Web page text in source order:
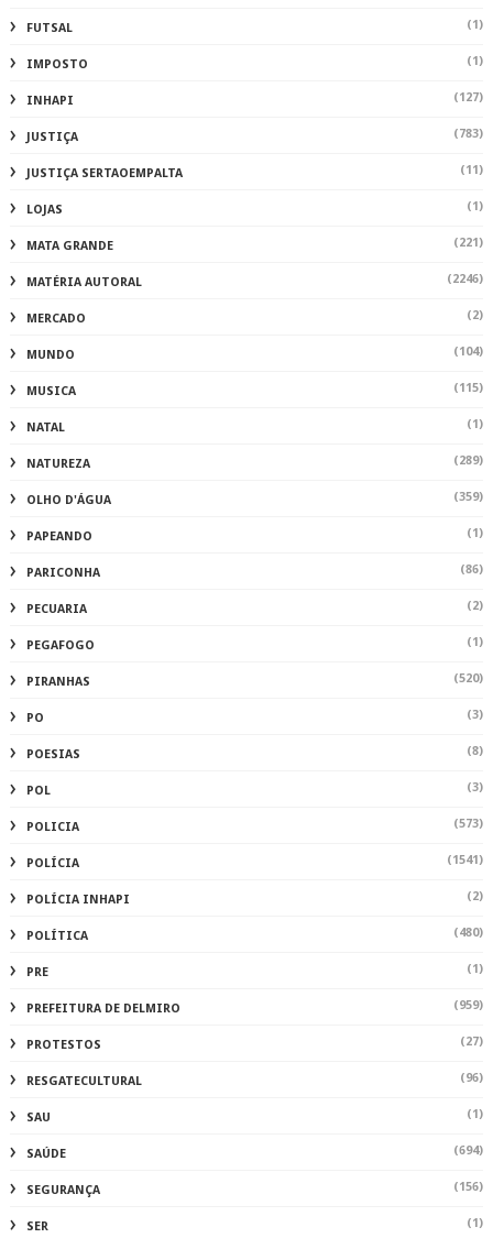
FUTSAL (1)
IMPOSTO (1)
INHAPI (127)
JUSTIÇA (783)
JUSTIÇA SERTAOEMPALTA (11)
LOJAS (1)
MATA GRANDE (221)
MATÉRIA AUTORAL (2246)
MERCADO (2)
MUNDO (104)
MUSICA (115)
NATAL (1)
NATUREZA (289)
OLHO D'ÁGUA (359)
PAPEANDO (1)
PARICONHA (86)
PECUARIA (2)
PEGAFOGO (1)
PIRANHAS (520)
PO (3)
POESIAS (8)
POL (3)
POLICIA (573)
POLÍCIA (1541)
POLÍCIA INHAPI (2)
POLÍTICA (480)
PRE (1)
PREFEITURA DE DELMIRO (959)
PROTESTOS (27)
RESGATECULTURAL (96)
SAU (1)
SAÚDE (694)
SEGURANÇA (156)
SER (1)